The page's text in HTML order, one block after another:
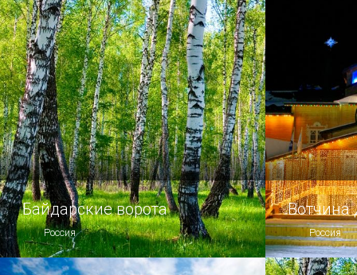
Байдарские ворота
Россия Россия